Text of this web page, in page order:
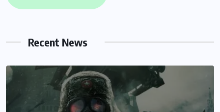
Recent News